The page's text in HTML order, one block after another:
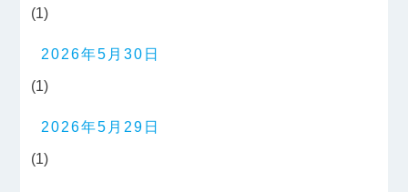
(1)
2026年5月30日
(1)
2026年5月29日
(1)